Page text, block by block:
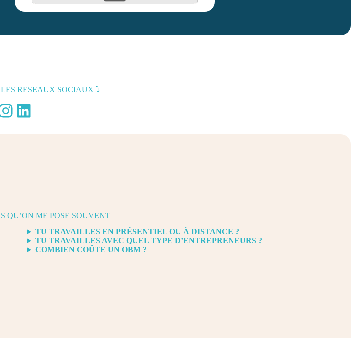
RESEAUX SOCIAUX ⤵︎
LinkedIn
QU’ON ME POSE SOUVENT
TU TRAVAILLES EN PRÉSENTIEL OU À DISTANCE ?
TU TRAVAILLES AVEC QUEL TYPE D’ENTREPRENEURS ?
COMBIEN COÛTE UN OBM ?